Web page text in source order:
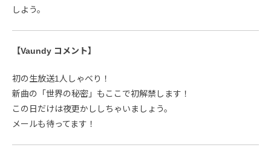
しよう。
【Vaundy コメント】
初の生放送1人しゃべり！
新曲の「世界の秘密」もここで初解禁します！
この日だけは夜更かししちゃいましょう。
メールも待ってます！